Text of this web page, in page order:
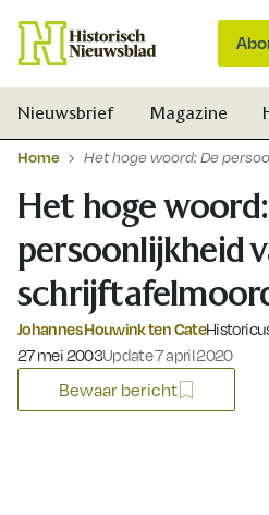
Nieuwsbrief Magazine
Home Het hoge woord: De
Het hoge
persoonlijkheid
Johannes Houwink ten Cate
Gepubliceerd op:
27 mei 2003Update 7 april 2020
Bewaar bericht